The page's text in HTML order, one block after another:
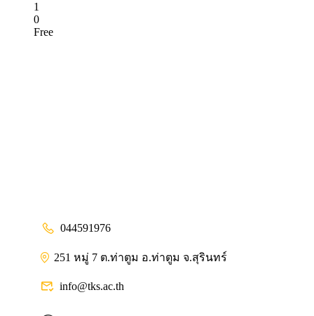
1
0
Free
044591976
251 หมู่ 7 ต.ท่าตูม อ.ท่าตูม จ.สุรินทร์
info@tks.ac.th